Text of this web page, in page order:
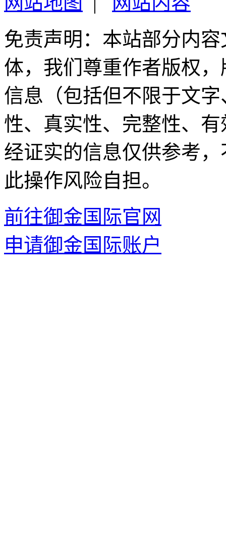
免责声明：本站部分内
体，我们尊重作者版权
信息（包括但不限于文
性、真实性、完整性、
经证实的信息仅供参考
此操作风险自担。
前往御金国际官网
申请御金国际账户